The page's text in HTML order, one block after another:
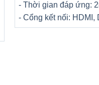
- Thời gian đáp ứng:
- Cổng kết nối: HDMI,